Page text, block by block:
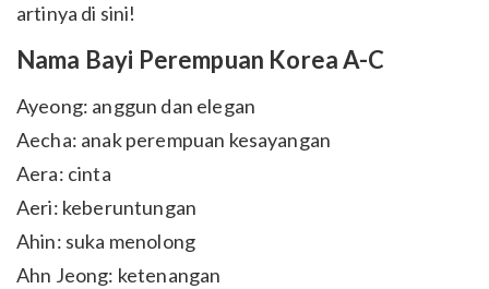
artinya di sini!
Nama Bayi Perempuan Korea A-C
Ayeong: anggun dan elegan
Aecha: anak perempuan kesayangan
Aera: cinta
Aeri: keberuntungan
Ahin: suka menolong
Ahn Jeong: ketenangan